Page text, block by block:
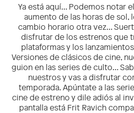
Ya está aquí… Podemos notar
aumento de las horas de sol,
cambio horario otra vez…
disfrutar de los estrenos que
plataformas y los
Versiones de clásicos de cine,
guion en las series de culto…
nuestros y vas a disfrutar
temporada. Apúntate alas
cine de estreno y dile adiós al
pantalla está Frit Ravich